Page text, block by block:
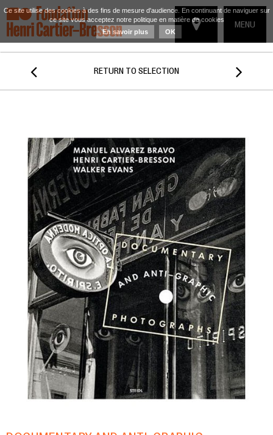
TOGGLE
MENU
 RETURN TO SELECTION 
Ce site utilise des cookies à des fins de mesure d'audience. En continuant de naviguer sur
ce site vous acceptez notre politique en matière de cookies
En savoir plus
OK